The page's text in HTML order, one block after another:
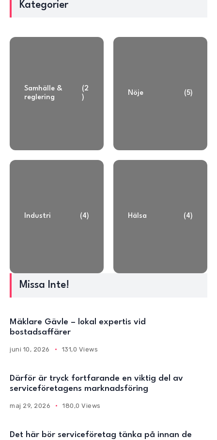
Kategorier
Samhälle &
reglering
(2
)
Nöje (5)
Industri (4) Hälsa (4)
Missa Inte!
Mäklare Gävle – lokal expertis vid
bostadsaffärer
juni 10, 2026 131,0 Views
Därför är tryck fortfarande en viktig del av
serviceföretagens marknadsföring
maj 29, 2026 180,0 Views
Det här bör serviceföretag tänka på innan de